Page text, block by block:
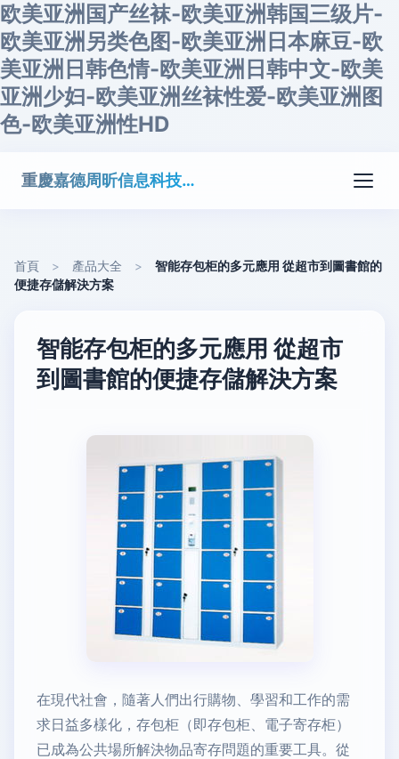
欧美亚洲国产丝袜-欧美亚洲韩国三级片-
欧美亚洲另类色图-欧美亚洲日本麻豆-欧
美亚洲日韩色情-欧美亚洲日韩中文-欧美
亚洲少妇-欧美亚洲丝袜性爱-欧美亚洲图
色-欧美亚洲性HD
重慶嘉德周昕信息科技有限公司
首頁 > 產品大全 >
智能存包柜的多元應用 從超市到圖書館的
便捷存儲解決方案
智能存包柜的多元應用 從超市
到圖書館的便捷存儲解決方案
在現代社會，隨著人們出行購物、學習和工作的需
求日益多樣化，存包柜（即存包柜、電子寄存柜）
已成為公共場所解決物品寄存問題的重要工具。從